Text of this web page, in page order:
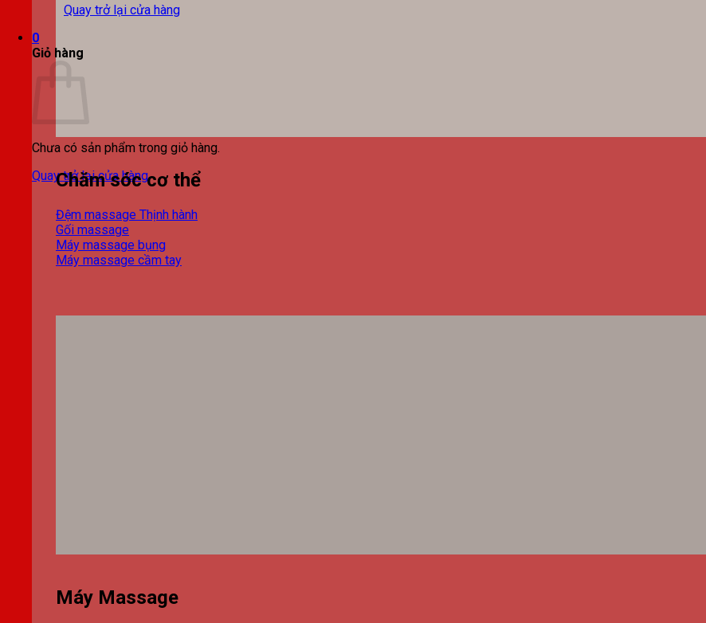
Quay trở lại cửa hàng
0
Giỏ hàng
Chưa có sản phẩm trong giỏ hàng.
Quay trở lại cửa hàng
Chăm sóc cơ thể
Đệm massage
Gối massage
Máy massage bụng
Máy massage cầm tay
Máy Massage